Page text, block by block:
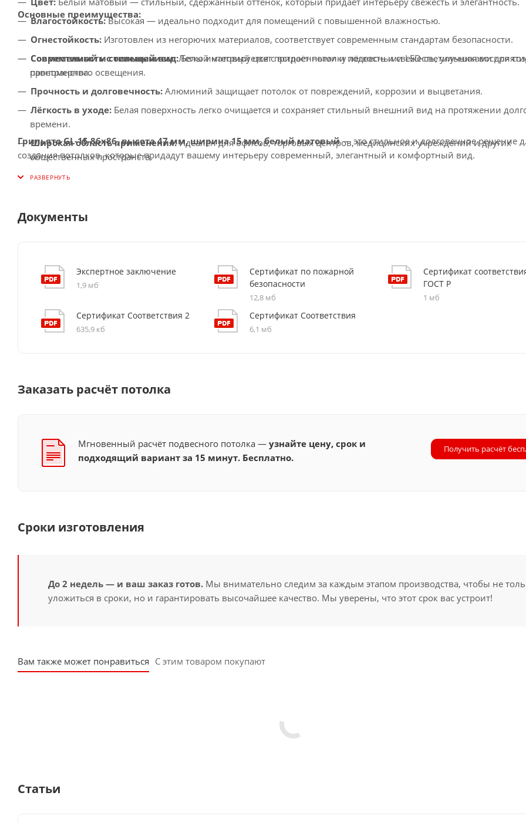
Влагостойкость:Высокая — идеально подходит для помещений с повышенной влажностью.
Огнестойкость: Изготовлен из негорючих материалов, соответствует современным стандартам безопасности.
Совместимость с освещением:Легко интегрируется с встроенными и подвесными LED-светильниками для
равномерного освещения.
Основные преимущества:
Современный и стильный вид:Белый матовый цвет придаёт потолку лёгкость и свежесть, улучшая
пространства.
Прочность и долговечность: Алюминий защищает потолок от повреждений, коррозии и выцветания.
Лёгкость в уходе: Белая поверхность легко очищается и сохраняет стильный внешний вид на протяжении
времени.
Широкая область применения:Идеален для офисов, торговых центров, медицинских учреждений и других
общественных пространств.
Грильято GL-15 86x86, высота 47 мм, ширина 15 мм, белый матовый— это стильное и долговечное решение
создания потолков, которые придадут вашему интерьеру современный, элегантный и комфортный вид.
Документы
Экспертное заключение
1,9 мб
Сертификат по пожарной
безопасности
12,8 мб
Сертификат
ГОСТ Р
1 мб
Сертификат Соответствия 2
635,9 кб
Сертификат Соответствия
6,1 мб
Заказать расчёт потолка
Мгновенный расчёт подвесного потолка —узнайте цену, срок и
подходящий вариант за 15 минут. Бесплатно.
Получить расчёт
Сроки изготовления
До 2 недель — и ваш заказ готов. Мы внимательно следим за каждым этапом производства, чтобы не
уложиться в сроки, но и гарантировать высочайшее качество. Мы уверены, что этот срок вас устроит!
Вам также может понравиться С этим товаром покупают
Статьи